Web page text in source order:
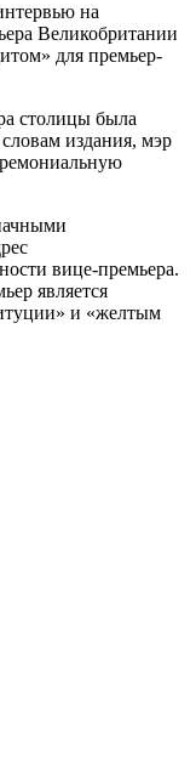
на
Великобритании
для премьер-
столицы была
издания, мэр
вице-премьера.
является
и «желтым